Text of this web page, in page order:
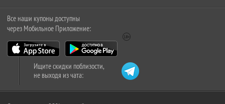
Все наши купоны доступны
через Мобильное Приложение:
Ищите скидки поблизости,
не выходя из чата: